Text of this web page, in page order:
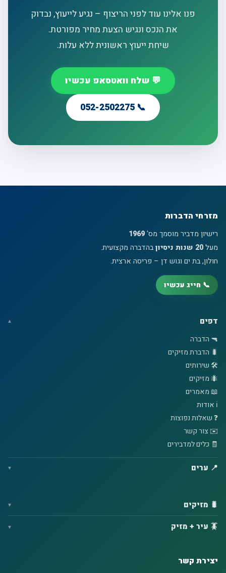
פנו אלינו עוד לפני הריצוף – נגיע לייעוץ, נבדוק
את הנכס ונגיש הצעת מחיר מפורטת.
שיחת ייעוץ ראשונית ללא עלות.
💬 שלח וואטסאפ עכשיו
📞 052-2502275
מזרחי הדברות
רישיון מדביר מוסמך מס'1969
מעל20 שנות ניסיון
בהדברה מקצועית.
חולון, בת ים וגוש דן – פריסה ארצית.
📞 חייג עכשיו
דפים
🔫 הדברה
🐛 הדברת מזיקים
🛠️ שירותים
🐜 מזיקים
📖 מאמרים
ℹ️ אודות
❓ שאלות נפוצות
✉️ צור קשר
🧾 כלים למדבירים
📍 ערים
🐛 מזיקים
🪳 עיר + מזיק
יצירת קשר